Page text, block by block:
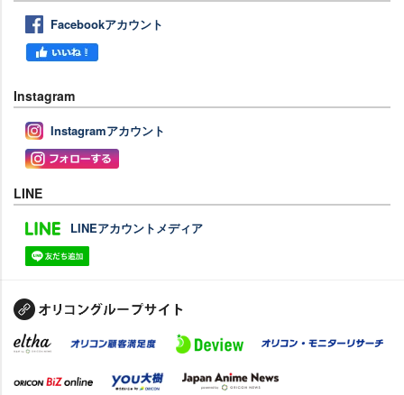
Facebookアカウント
Instagram
Instagramアカウント
LINE
LINEアカウントメディア